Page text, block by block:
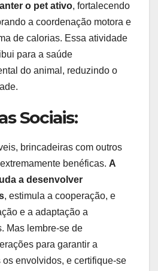
o pet ativo, fortalecendo
a coordenação motora e
de calorias. Essa atividade
para a saúde
do animal, reduzindo o
Sociais:
brincadeiras com outros
benéficas. A
a desenvolver
, estimula a cooperação, e
e a adaptação a
Mas lembre-se de
para garantir a
envolvidos, e certifique-se